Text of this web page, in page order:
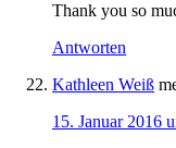
Thank you so
Antworten
Kathleen Weiß
15. Januar 2016